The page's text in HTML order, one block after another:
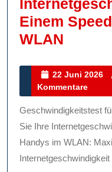
Einem
WLAN
Ihre
Mit
Einem
Für
22 Juni 2026
Kommentare
Geschwindigkeitstest für Handys im WLAN: Maximieren
Sie Ihre
Handys im WLAN: